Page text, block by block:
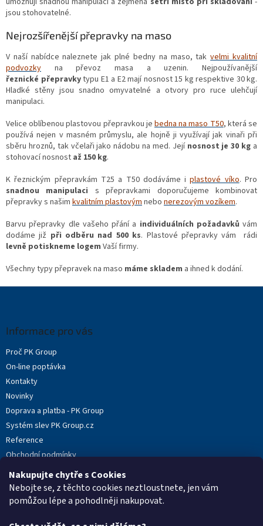
Nakupujte chytře s Cookies
Nebojte se, z těchto cookies neztloustnete, jen vám
pomůžou lépe a pohodlněji nakupovat.
jsou stohovatelné.
Nejrozšířenější přepravky na maso
V naší nabídce naleznete jak plné bedny na maso, takvelmi kvalitní
podvozky na převoz masa a uzenin. Nejpoužívanější
řeznické přepravkytypu E1 a E2 mají nosnost 15 kg respektive 30 kg.
Hladké stěny jsou snadno omyvatelné a otvory pro ruce ulehčují
manipulaci.
Velice oblíbenou plastovou přepravkou je bedna na maso T50, která se
používá nejen v masném průmyslu, ale hojně ji využívají jak vinaři při
sběru hroznů, tak včelaři jako nádobu na med. Její nosnost je 30 kg a
stohovací nosnost až 150 kg.
K řeznickým přepravkám T25 a T50 dodáváme iplastové víko. Pro
snadnou manipulaci s přepravkami doporučujeme kombinovat
přepravky s našim kvalitním plastovým nebo nerezovým vozíkem.
Barvu přepravky dle vašeho přání a individuálních požadavků vám
dodáme již při odběru nad 500 ks. Plastové přepravky vám rádi
levně potiskneme logem Vaší firmy.
Všechny typy přepravek na maso máme skladem a ihned k dodání.
Informace pro vás
Proč PK Group
On-line poptávka
Kontakty
Novinky
Doprava a platba - PK Group
Systém slev PK Group.cz
Reference
Obchodní podmínky
Podmínky ochrany osobních údajů
Reklamační protokol